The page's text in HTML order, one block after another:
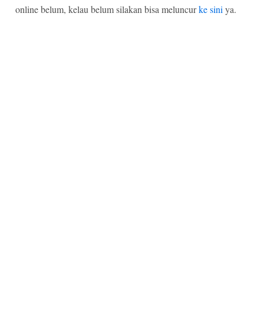
online belum, kelau belum silakan bisa meluncurke sini ya.